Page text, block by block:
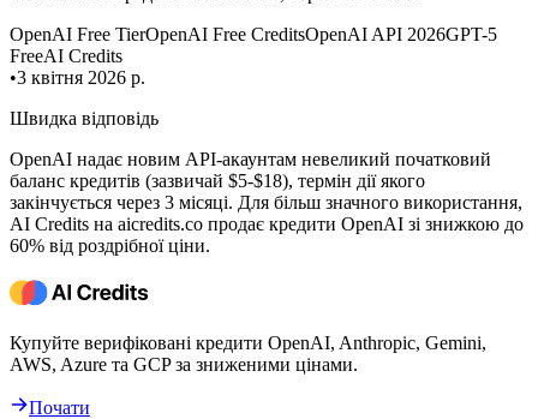
OpenAI Free TierOpenAI Free CreditsOpenAI API 2026GPT-5
FreeAI Credits
•3 квітня 2026 р.
Швидка відповідь
OpenAI надає новим API-акаунтам невеликий початковий
баланс кредитів (зазвичай $5-$18), термін дії якого
закінчується через 3 місяці. Для більш значного використання,
AI Credits на aicredits.co продає кредити OpenAI зі знижкою до
60% від роздрібної ціни.
Купуйте верифіковані кредити OpenAI, Anthropic, Gemini,
AWS, Azure та GCP за зниженими цінами.
Почати